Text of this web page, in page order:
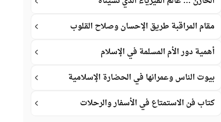
مقام المراقبة طريق الإحسان وصلاح القلوب
أهمية دور الأم المسلمة في الإسلام
بيوت الناس وعمرانها في الحضارة الإسلامية
كتاب فن الاستمتاع في الأسفار والرحلات